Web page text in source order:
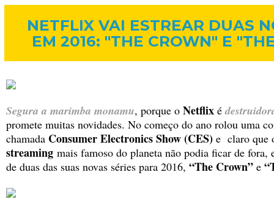
NETFLIX VAI ESTREAR DUAS
EM 2016: "THE CROWN" E
Segura a marimba monamu, porque o Netflix é
promete muitas novidades. No começo do ano rolou uma
chamada Consumer Electronics Show (CES) e claro que
streaming mais famoso do planeta não podia ficar de fora,
de duas das suas novas séries para 2016, “The Crown” e